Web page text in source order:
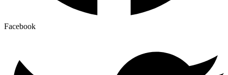
Facebook